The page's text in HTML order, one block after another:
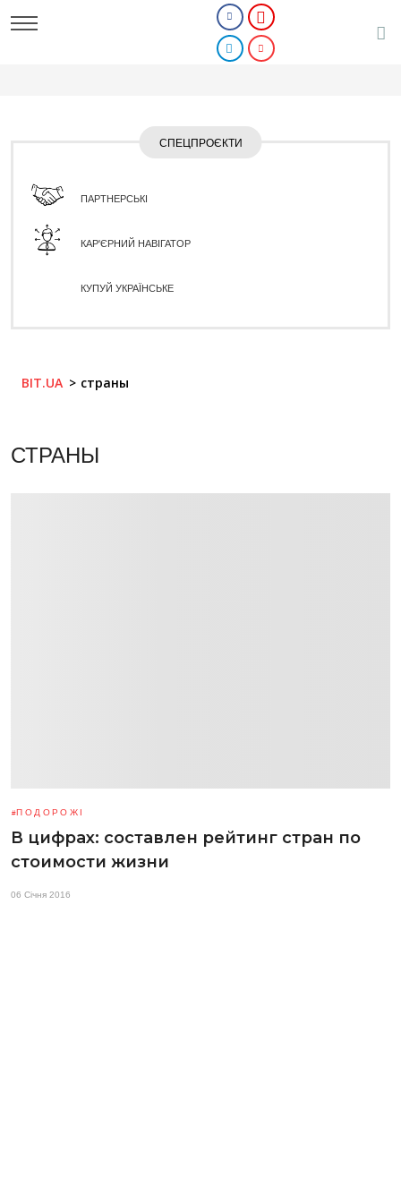
СПЕЦПРОЄКТИ
ПАРТНЕРСЬКІ
КАР'ЄРНИЙ НАВІГАТОР
КУПУЙ УКРАЇНСЬКЕ
BIT.UA страны
СТРАНЫ
ПОДОРОЖІ
В цифрах: составлен рейтинг стран по
стоимости жизни
06 Січня 2016